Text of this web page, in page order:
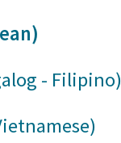
- Filipino)